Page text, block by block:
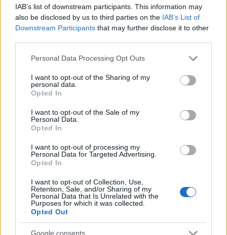
IAB’s list of downstream participants. This information may
also be disclosed by us to third parties on the IAB’s List of
Downstream Participants that may further disclose it to other
Please note that this website/app uses one or more Google
not limited to your visit or usage behaviour. You may click to
grant or deny consent to Google and its third-party tags to
use your data for below specified purposes in below Google
consent section.
Personal Data Processing Opt Outs
I want to opt-out of the Sharing of my
personal data.
Opted In
I want to opt-out of the Sale of my
Personal Data.
Opted In
I want to opt-out of processing my
Personal Data for Targeted Advertising.
Opted In
I want to opt-out of Collection, Use,
Retention, Sale, and/or Sharing of my
Personal Data that Is Unrelated with the
Purposes for which it was collected.
Opted Out
Google consents